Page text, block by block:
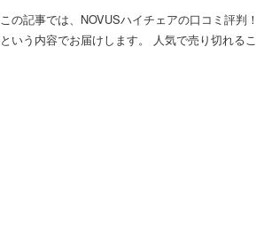
この記事では、NOVUSハイチェアの口コミ評判
という内容でお届けします。 人気で売り切れる